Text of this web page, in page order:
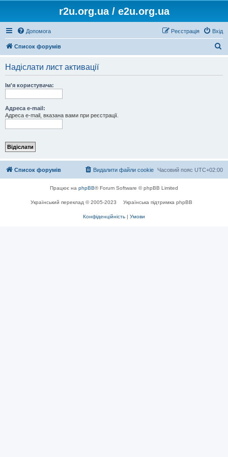
r2u.org.ua / e2u.org.ua
Допомога Вхід
Реєстрація
Список форумів
Надіслати лист активації
Ім'я користувача:
Адреса e-mail:
Адреса e-mail, вказана вами при реєстрації.
Список форумів Часовий пояс UTC+02:00
Видалити файли cookie
Працює на phpBB® Forum Software © phpBB Limited
Український переклад © 2005-2023 Українська підтримка phpBB
Конфіденційність | Умови